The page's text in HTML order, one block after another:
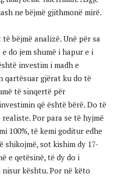
ne bëjmë gjithmonë mirë.
bëjmë analizë. Unë për sa
do jem shumë i hapur e i
investim i madh e
qartësuar gjërat ku do të
të sinqertë për
që është bërë. Do të
Por para se të hyjmë
100%, të kemi goditur edhe
shikojmë, sot kishim dy 17-
e qetësinë, të dy do i
kështu. Por në këto